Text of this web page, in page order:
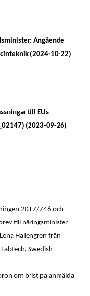
Angående
(2024-10-22)
till EUs
(2023-09-26)
2017/746 och
till näringsminister
Hallengren från
Swedish
om brist på anmälda